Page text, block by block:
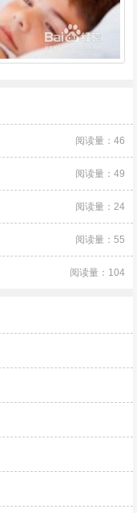
阅读量：46
阅读量：49
阅读量：24
阅读量：55
阅读量：104